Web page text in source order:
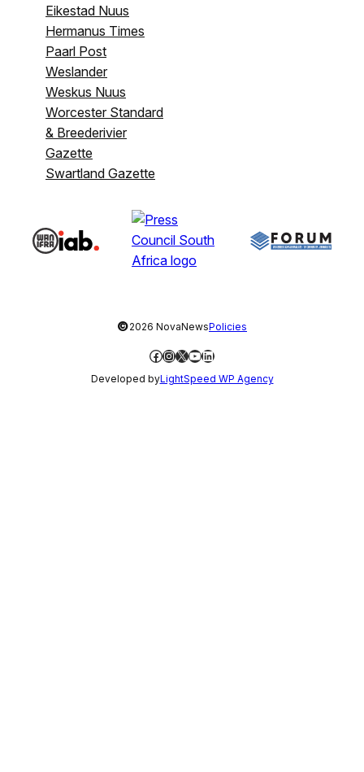
Eikestad Nuus
Hermanus Times
Paarl Post
Weslander
Weskus Nuus
Worcester Standard
& Breederivier
Gazette
Swartland Gazette
©2026 NovaNewsPolicies
Facebook
Instagram
X YouTube
LinkedIn
Developed byLightSpeed WP Agency